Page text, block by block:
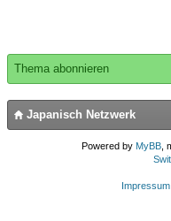
Thema abonnieren
Japanisch Netzwerk
Powered by MyBB,